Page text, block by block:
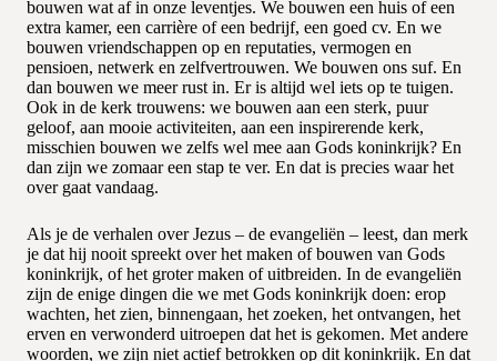
bouwen wat af in onze leventjes. We bouwen een huis of een
extra kamer, een carrière of een bedrijf, een goed cv. En we
bouwen vriendschappen op en reputaties, vermogen en
pensioen, netwerk en zelfvertrouwen. We bouwen ons suf. En
dan bouwen we meer rust in. Er is altijd wel iets op te tuigen.
Ook in de kerk trouwens: we bouwen aan een sterk, puur
geloof, aan mooie activiteiten, aan een inspirerende kerk,
misschien bouwen we zelfs wel mee aan Gods koninkrijk? En
dan zijn we zomaar een stap te ver. En dat is precies waar het
over gaat vandaag.
Als je de verhalen over Jezus – de evangeliën – leest, dan merk
je dat hij nooit spreekt over het maken of bouwen van Gods
koninkrijk, of het groter maken of uitbreiden. In de evangeliën
zijn de enige dingen die we met Gods koninkrijk doen: erop
wachten, het zien, binnengaan, het zoeken, het ontvangen, het
erven en verwonderd uitroepen dat het is gekomen. Met andere
woorden, we zijn niet actief betrokken op dit koninkrijk. En dat